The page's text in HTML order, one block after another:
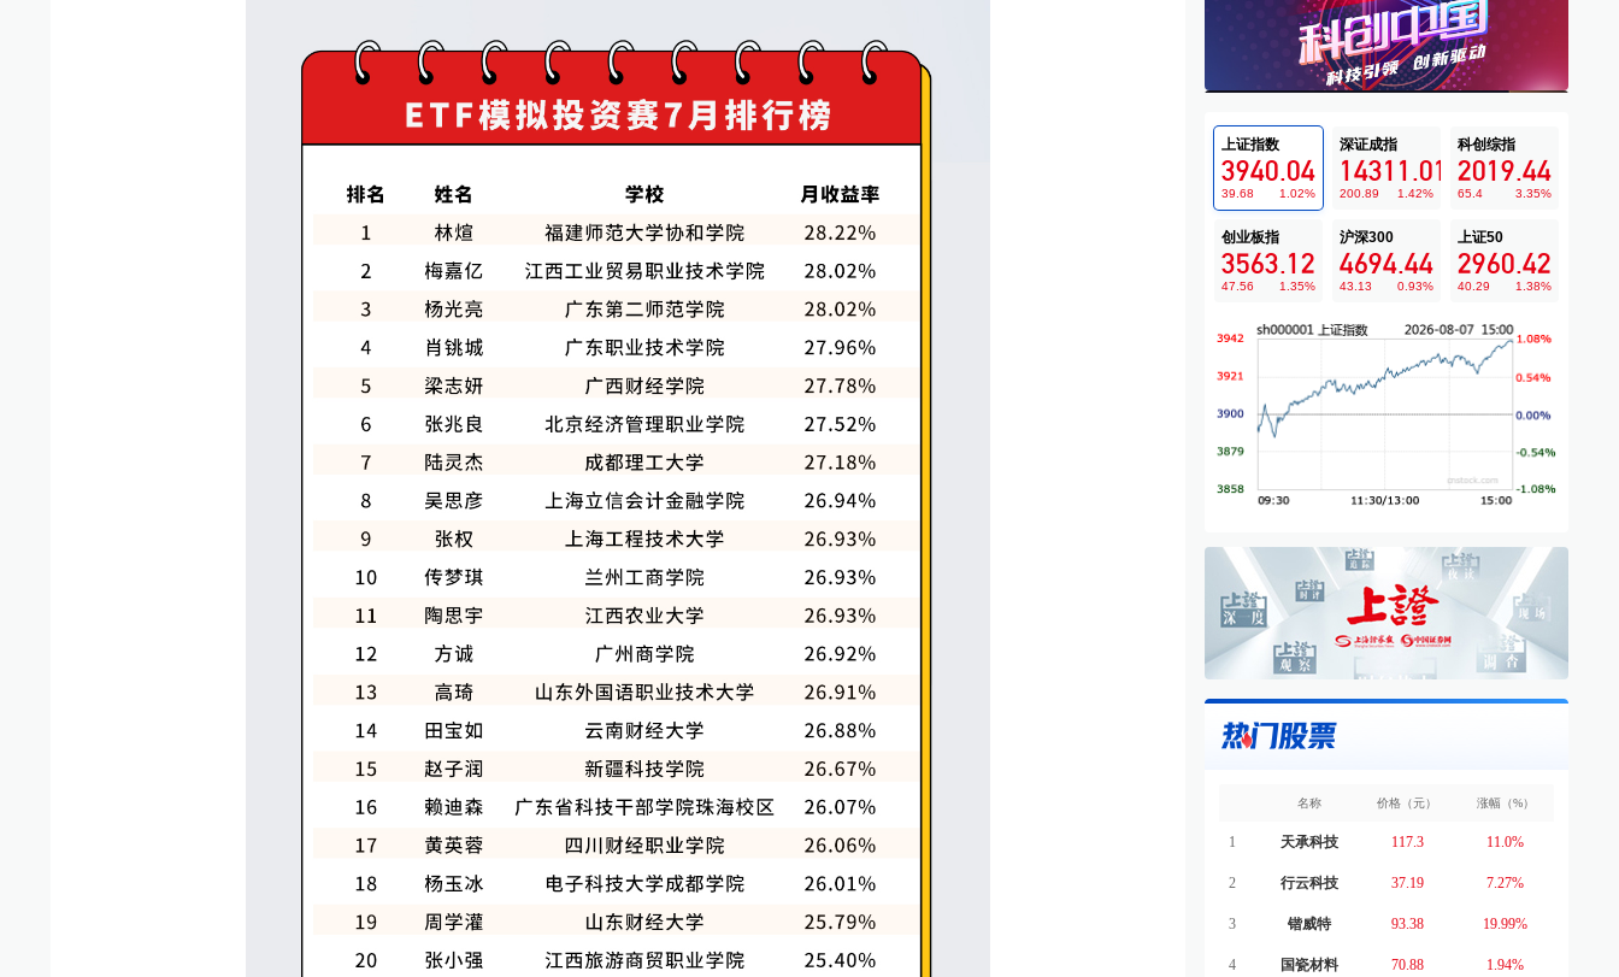
上证指数
3940.04
39.68 1.02%
深证成指
14311.01
200.89 1.42%
科创综指
2019.44
65.4 3.35%
创业板指
3563.12
47.56 1.35%
沪深300
4694.44
43.13 0.93%
上证50
2960.42
40.29 1.38%
名称 价格（元） 涨幅（%）
1 天承科技 117.3 11.0%
2 行云科技 37.19 7.27%
3 锴威特 93.38 19.99%
4 国瓷材料 70.88 1.94%